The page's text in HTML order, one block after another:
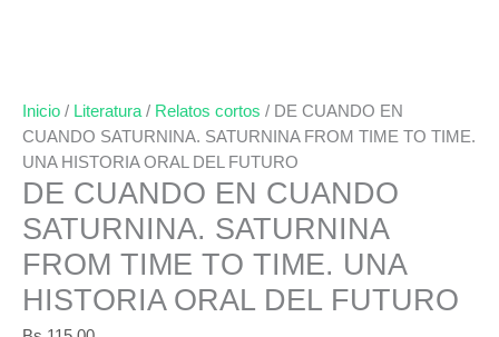
Inicio / Literatura / Relatos cortos / DE CUANDO EN
CUANDO SATURNINA. SATURNINA FROM TIME TO TIME.
UNA HISTORIA ORAL DEL FUTURO
DE CUANDO EN CUANDO
SATURNINA. SATURNINA
FROM TIME TO TIME. UNA
HISTORIA ORAL DEL FUTURO